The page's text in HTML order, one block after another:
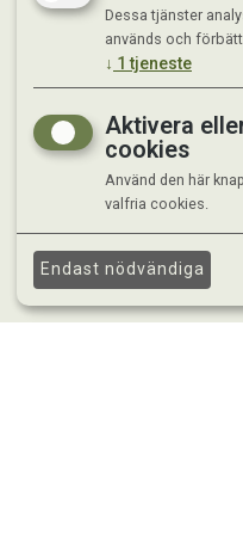
Dessa tjänster
används och
↓ 1 tjeneste
Aktivera
cookies
Använd den här
valfria cookies.
Endast nödvändiga